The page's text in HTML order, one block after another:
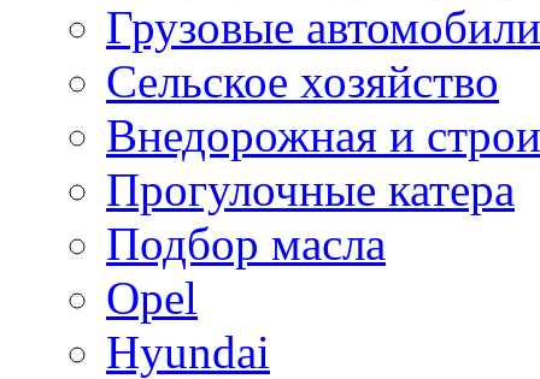
Грузовые автомобили
Сельское хозяйство
Внедорожная и
Прогулочные катера
Подбор масла
Opel
Hyundai